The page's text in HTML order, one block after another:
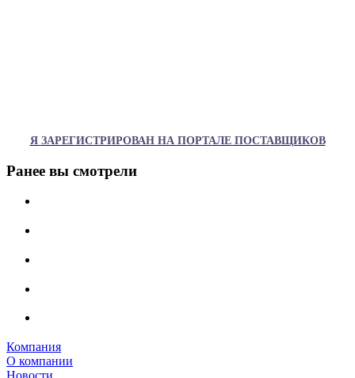
Я ЗАРЕГИСТРИРОВАН НА ПОРТАЛЕ ПОСТАВЩИКОВ
Ранее вы смотрели
Компания
О компании
Новости